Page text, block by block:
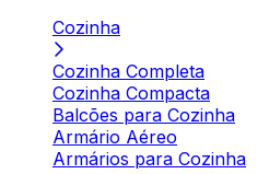
Cozinha
Cozinha Completa
Cozinha Compacta
Balcões para Cozinha
Armário Aéreo
Armários para Cozinha